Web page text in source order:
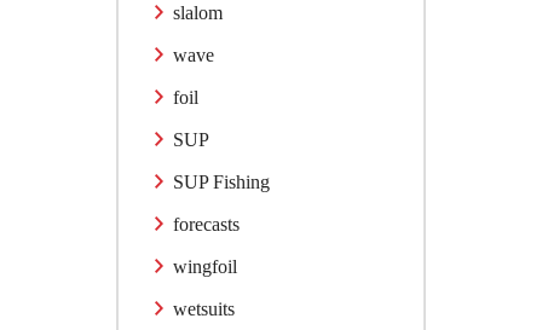
slalom
wave
foil
SUP
SUP Fishing
forecasts
wingfoil
wetsuits